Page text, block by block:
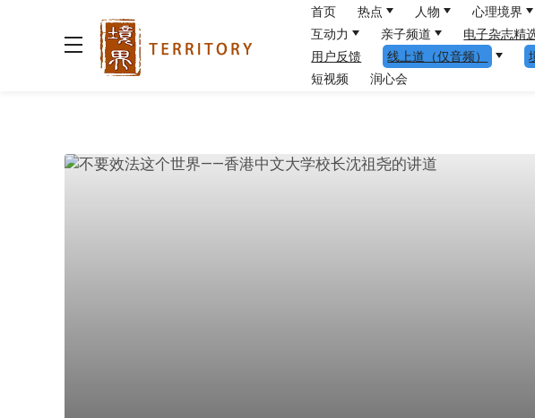
首页 热点 人物 心理境界
互动力
亲子频道 电子杂志精
用户反馈
线上道（仅音频）
短视频
润心会